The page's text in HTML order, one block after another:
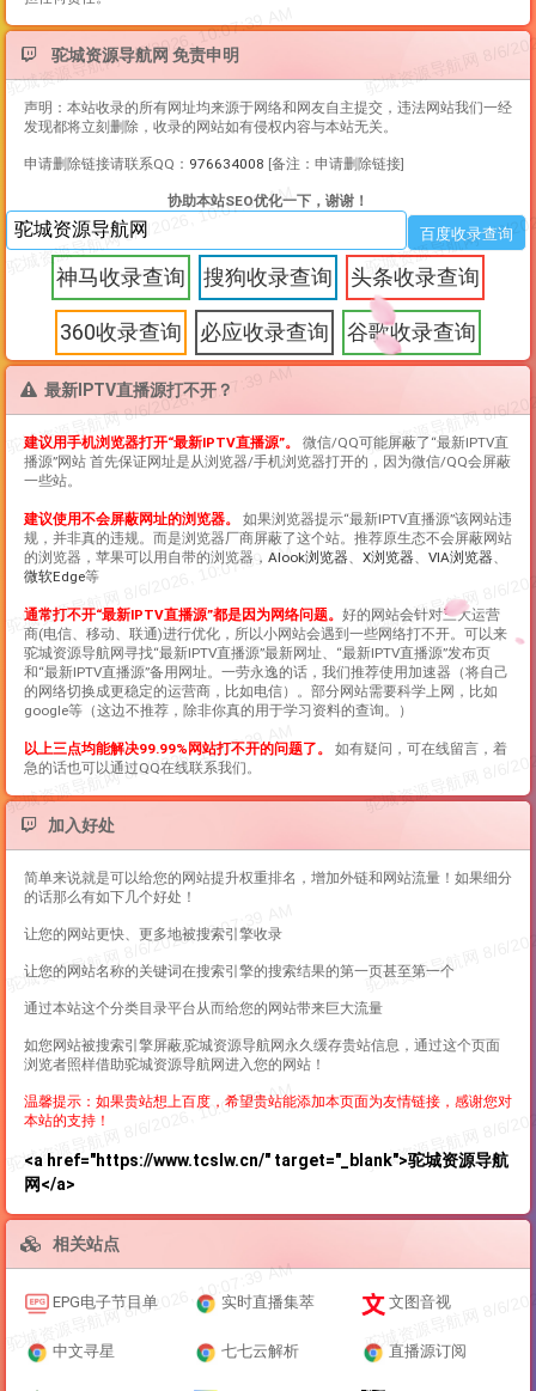
驼城资源导航网 免责申明
声明：本站收录的所有网址均来源于网络和网友自主提交，违法网站我们一经
发现都将立刻删除，收录的网站如有侵权内容与本站无关。
申请删除链接请联系QQ： 976634008 [备注：申请删除链接]
协助本站SEO优化一下，谢谢！
神马收录查询 搜狗收录查询 头条收录查询
360收录查询 必应收录查询 谷歌收录查询
最新IPTV直播源打不开？
建议用手机浏览器打开“最新IPTV直播源”。 微信/QQ可能屏蔽了“最新IPTV直
播源”网站 首先保证网址是从浏览器/手机浏览器打开的，因为微信/QQ会屏蔽
一些站。
建议使用不会屏蔽网址的浏览器。 如果浏览器提示“最新IPTV直播源”该网站违
规，并非真的违规。而是浏览器厂商屏蔽了这个站。推荐原生态不会屏蔽网站
的浏览器，苹果可以用自带的浏览器， Alook浏览器、 X浏览器、 VIA浏览器、
微软Edge等
通常打不开“最新IPTV直播源”都是因为网络问题。 好的网站会针对三大运营
商(电信、移动、联通)进行优化，所以小网站会遇到一些网络打不开。可以来
驼城资源导航网寻找“最新IPTV直播源”最新网址、“最新IPTV直播源”发布页
和“最新IPTV直播源”备用网址。一劳永逸的话，我们推荐使用加速器（将自己
的网络切换成更稳定的运营商，比如电信）。部分网站需要科学上网，比如
google等（这边不推荐，除非你真的用于学习资料的查询。）
以上三点均能解决99.99%网站打不开的问题了。
如有疑问，可在线留言，着
急的话也可以通过QQ在线联系我们。
加入好处
简单来说就是可以给您的网站提升权重排名，增加外链和网站流量！如果细分
的话那么有如下几个好处！
让您的网站更快、更多地被搜索引擎收录
让您的网站名称的关键词在搜索引擎的搜索结果的第一页甚至第一个
通过本站这个分类目录平台从而给您的网站带来巨大流量
如您网站被搜索引擎屏蔽,驼城资源导航网永久缓存贵站信息，通过这个页面
浏览者照样借助驼城资源导航网进入您的网站！
温馨提示：如果贵站想上百度，希望贵站能添加本页面为友情链接，感谢您对
本站的支持！
<a href="https://www.tcslw.cn/" target="_blank">驼城资源导航
网</a>
相关站点
EPG电子节目单 实时直播集萃 文图音视
中文寻星 七七云解析 直播源订阅